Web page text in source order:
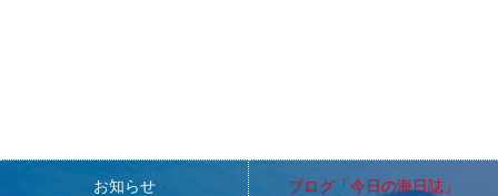
お知らせ ブログ「今日の海日誌」